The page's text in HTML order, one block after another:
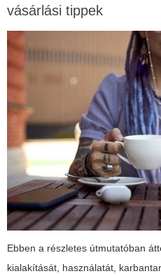
vásárlási tippek
Ebben a részletes útmutatóban
kialakítását, használatát,